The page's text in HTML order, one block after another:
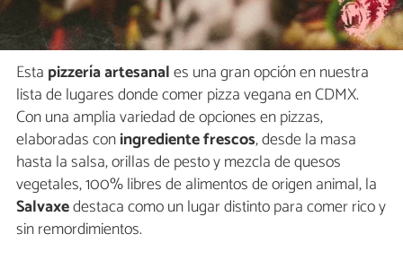
Esta pizzería artesanales una gran opción en nuestra
lista de lugares donde comer pizza vegana en CDMX.
Con una amplia variedad de opciones en pizzas,
elaboradas coningrediente frescos, desde la masa
hasta la salsa, orillas de pesto y mezcla de quesos
vegetales, 100% libres de alimentos de origen animal, la
Salvaxedestaca como un lugar distinto para comer rico y
sin remordimientos.